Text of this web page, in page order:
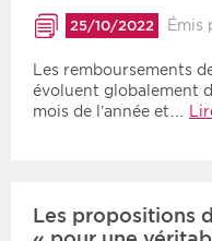
25/10/2022 Émis
Les remboursements
évoluent globalement
mois de l’année et…
Les propositions